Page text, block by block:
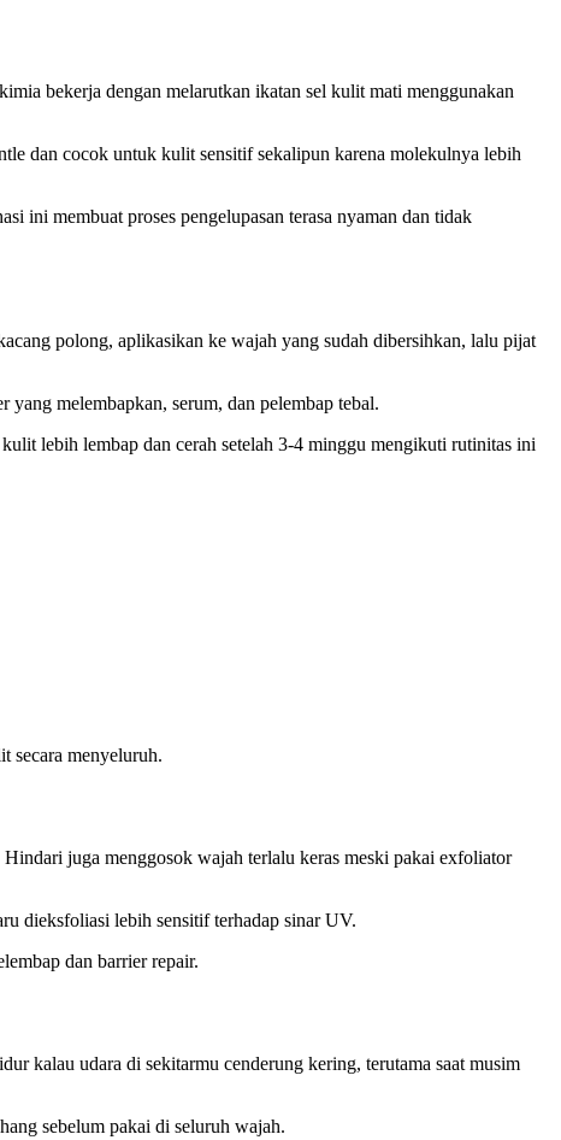
bekerja dengan melarutkan ikatan sel kulit mati menggunakan
dan cocok untuk kulit sensitif sekalipun karena molekulnya lebih
ini membuat proses pengelupasan terasa nyaman dan tidak
polong, aplikasikan ke wajah yang sudah dibersihkan, lalu pijat
melembapkan, serum, dan pelembap tebal.
lebih lembap dan cerah setelah 3-4 minggu mengikuti rutinitas ini
secara menyeluruh.
juga menggosok wajah terlalu keras meski pakai exfoliator
dieksfoliasi lebih sensitif terhadap sinar UV.
dan barrier repair.
kalau udara di sekitarmu cenderung kering, terutama saat musim
sebelum pakai di seluruh wajah.